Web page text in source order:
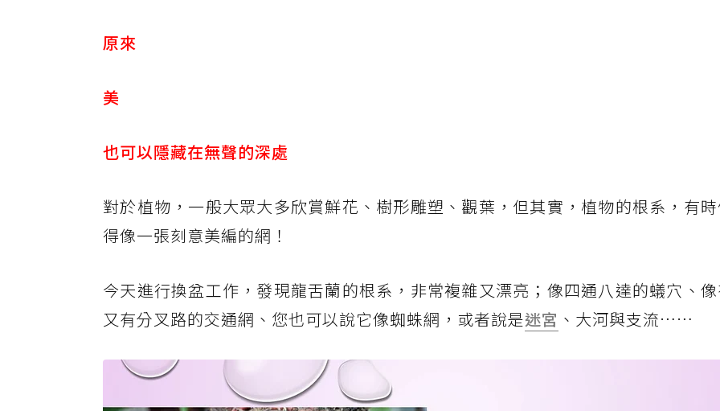
原來
美
也可以隱藏在無聲的深處
對於植物，一般大眾大多欣賞鮮花、樹形雕塑、觀葉，但其實，植物的根系，有
得像一張刻意美編的網！
今天進行換盆工作，發現龍舌蘭的根系，非常複雜又漂亮；像四通八達的蟻穴、
又有分叉路的交通網、您也可以說它像蜘蛛網，或者說是迷宮 、大河與支流……